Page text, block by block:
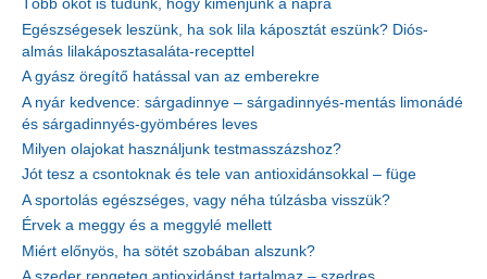
Több okot is tudunk, hogy kimenjünk a napra
Egészségesek leszünk, ha sok lila káposztát eszünk? Diós-
almás lilakáposztasaláta-recepttel
A gyász öregítő hatással van az emberekre
A nyár kedvence: sárgadinnye – sárgadinnyés-mentás limonádé
és sárgadinnyés-gyömbéres leves
Milyen olajokat használjunk testmasszázshoz?
Jót tesz a csontoknak és tele van antioxidánsokkal – füge
A sportolás egészséges, vagy néha túlzásba visszük?
Érvek a meggy és a meggylé mellett
Miért előnyös, ha sötét szobában alszunk?